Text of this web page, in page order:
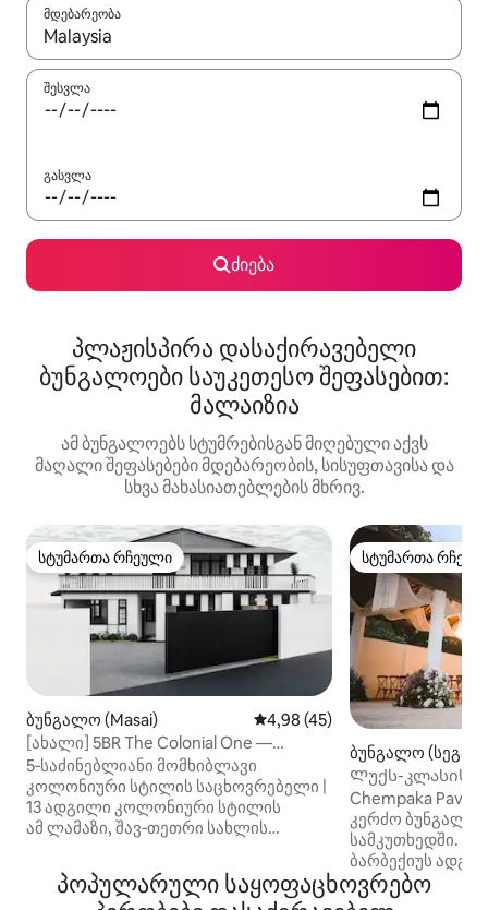
მდებარეობა
როცა შედეგები ხელმისაწვდომი გახდება, ნავიგაციისთვის
შესვლა
გასვლა
ძიება
პლაჟისპირა დასაქირავებელი
ბუნგალოები საუკეთესო შეფასებით:
მალაიზია
ამ ბუნგალოებს სტუმრებისგან მიღებული აქვს
მაღალი შეფასებები მდებარეობის, სისუფთავისა და
სხვა მახასიათებლების მხრივ.
სტუმართა რჩეული
სტუმართა რჩეული
ბუნგალო (Masai) საშუალო შეფასებაა 5‑დან
4,98 (45)
[ახალი] 5BR The Colonial One —
უზარმაზარი გაზონი და ბილიარდის
მაგიდა
5‑საძინებლიანი მომხიბლავი
კოლონიური სტილის საცხოვრებელი |
13 ადგილი კოლონიური სტილის
ამ ლამაზი, შავ‑თეთრი სახლის
465 კვ.მ‑იანი მიწის ნაკვეთი. ის
იდეალურია ოჯახებისთვის,
სტუმართა
სტუმართა
ბუნგალო
Ლუქს-კლასის
დამანსარა
Chempaka
კერძო ბუნგალო
სამკუთხედში.
ბარბექიუს
დაცული პირადი
იდეალურია
პოპულარული საყოფაცხოვრებო